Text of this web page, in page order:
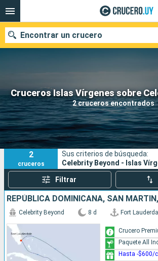
Cruceros Islas Vírgenes sobre
2 cruceros encontrados
Encontrar un crucero
Nuestros destinos
Fecha de salida
Puertos
2
cruceros
Sus criterios de búsqueda:
Celebrity Beyond - Islas
Filtrar
Celebrity Beyond 8 d Fort
Crucero
Paquete All
Hasta -$600/